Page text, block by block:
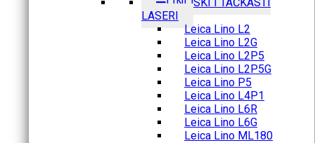
LASERI
Leica Lino L2
Leica Lino L2G
Leica Lino L2P5
Leica Lino L2P5G
Leica Lino P5
Leica Lino L4P1
Leica Lino L6R
Leica Lino L6G
Leica Lino ML180